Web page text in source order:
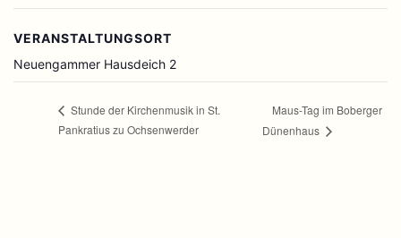
VERANSTALTUNGSORT
Neuengammer Hausdeich 2
Stunde der Kirchenmusik in St.
Pankratius zu Ochsenwerder
Maus-Tag im Boberger
Dünenhaus